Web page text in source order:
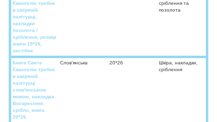
Євангеліє требне
в шкіряній
палітурці,
накладки
позолота /
сріблення, розмір
книги 19*26,
застібка
сріблення та
позолота
Книга Святе
Євангеліє требне
в шкіряній
палітурці
слов'янською
мовою, накладка
Воскресіння
срібло, книга
20*26
Слов'янська 20*26
Шкіра, накладки,
сріблення